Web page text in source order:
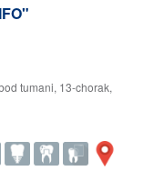
tumani, 13-chorak,